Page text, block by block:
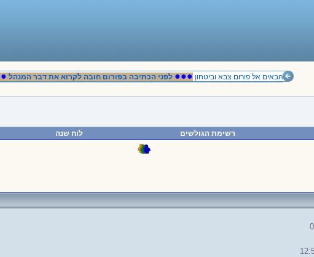
הבאים אל פורום צבא וביטחון●●●לפני הכתיבה בפורום חובה לקרוא את דבר המנהל●●●
רשימת הגולשים לוח שנה